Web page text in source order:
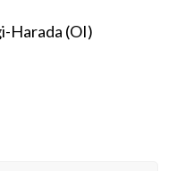
Harada (OI)